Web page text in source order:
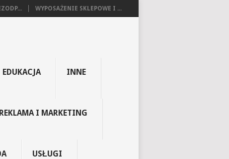
WYPOSAŻENIE SKLEPOWE I ...
EDUKACJA INNE
REKLAMA I MARKETING
USŁUGI